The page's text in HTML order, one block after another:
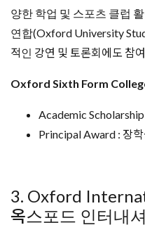
양한 학업 및 스포츠 클럽
연합(Oxford University
적인 강연 및 토론회에도 참
Oxford Sixth Form
Academic
Principal Award : 장
3. Oxford
옥스포드 인터내